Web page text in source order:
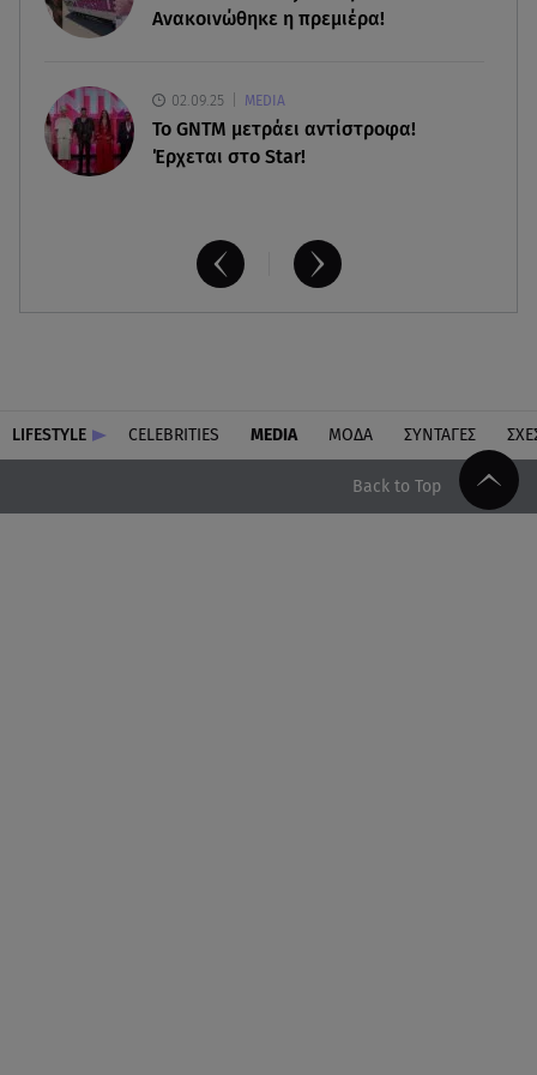
κάνουν σήμερα αίτηση
Ανακοινώθηκε η πρεμιέρα!
02.09.25 MEDIA
Το GNTM μετράει αντίστροφα!
Έρχεται στο Star!
LIFESTYLE CELEBRITIES MEDIA ΜΟΔΑ ΣΥΝΤΑΓΕΣ
Back to Top